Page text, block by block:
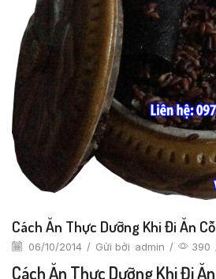
Cách Ăn Thực Dưỡng Khi Đi Ăn
06/10/2014 / Gửi bởi admin / 390
Cách Ăn Thực Dưỡng Khi Đi